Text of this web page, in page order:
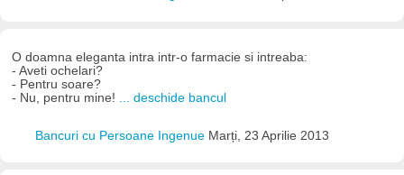
O doamna eleganta intra intr-o farmacie si intreaba:
- Aveti ochelari?
- Pentru soare?
- Nu, pentru mine!
... deschide bancul
Bancuri cu Persoane Ingenue Marți, 23 Aprilie 2013